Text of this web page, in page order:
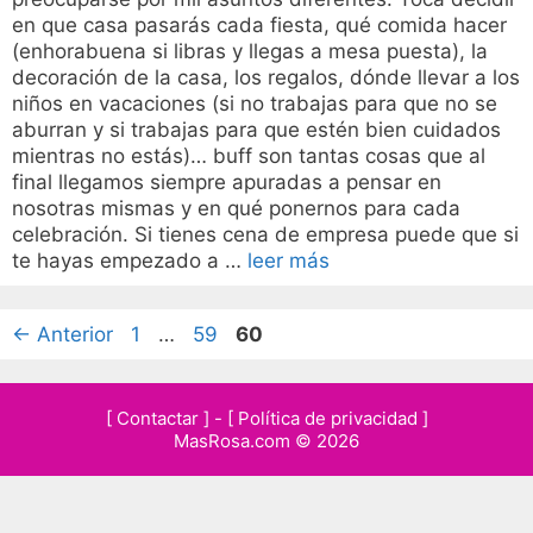
en que casa pasarás cada fiesta, qué comida hacer
(enhorabuena si libras y llegas a mesa puesta), la
decoración de la casa, los regalos, dónde llevar a los
niños en vacaciones (si no trabajas para que no se
aburran y si trabajas para que estén bien cuidados
mientras no estás)… buff son tantas cosas que al
final llegamos siempre apuradas a pensar en
nosotras mismas y en qué ponernos para cada
celebración. Si tienes cena de empresa puede que si
te hayas empezado a … leer más
← Anterior Página
1 … Página
59 Página
60
[ Contactar ] - [ Política de privacidad ]
MasRosa.com © 2026